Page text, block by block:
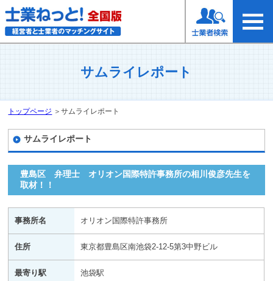
サムライレポート
トップページ ＞サムライレポート
サムライレポート
豊島区 弁理士 オリオン国際特許事務所の相川俊彦先生を
取材！！
事務所名 オリオン国際特許事務所
住所 東京都豊島区南池袋2-12-5第3中野ビル
最寄り駅 池袋駅